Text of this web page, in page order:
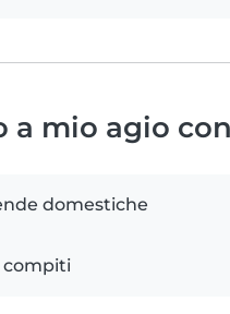
a mio agio con
domestiche
compiti